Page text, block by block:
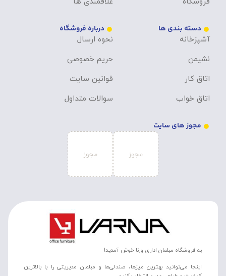
دسته بندی ها
آشپزخانه
نشیمن
اتاق کار
اتاق خواب
درباره فروشگاه
نحوه ارسال
حریم خصوصی
قوانین سایت
سوالات متداول
مجوز های سایت
به فروشگاه مبلمان اداری ورنا خوش آمدید!
اینجا می‌توانید بهترین میزها، صندلی‌ها و مبلمان مدیریتی را با بالاترین